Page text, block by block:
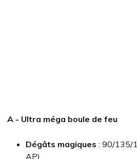
A - Ultra méga boule de feu
Dégâts magiques : 90/135/
AP)